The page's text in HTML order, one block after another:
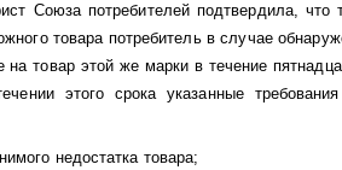
Союза потребителей подтвердила, что
товара потребитель в случае
на товар этой же марки в течение
этого срока указанные
недостатка товара;